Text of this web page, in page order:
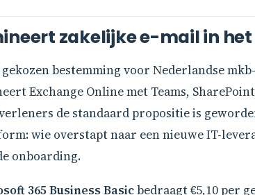
zakelijke e-mail in
gekozen bestemming voor Nederlandse
Exchange Online met Teams,
de standaard propositie is
wie overstapt naar een nieuwe IT-
onboarding.
365 Business Basicbedraagt €5,10 per